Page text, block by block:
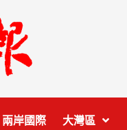
兩岸國際 大灣區